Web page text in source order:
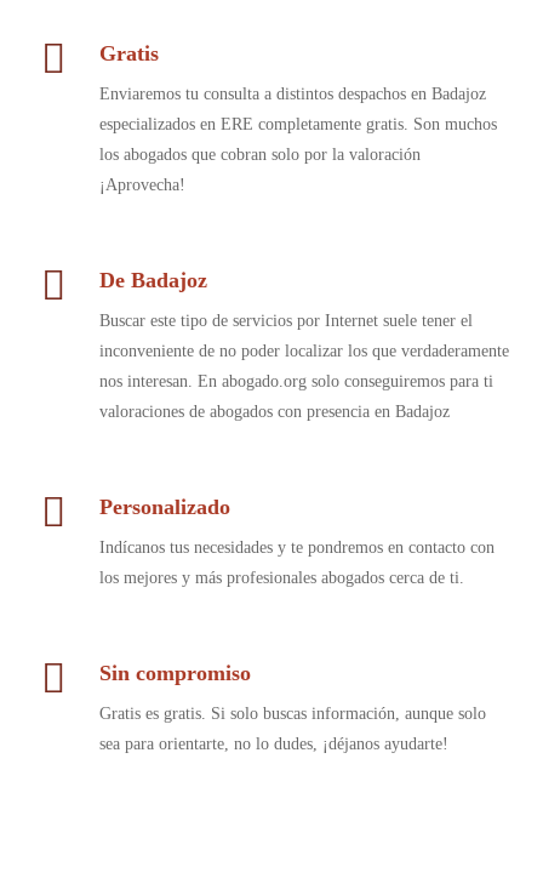
Gratis
Enviaremos tu consulta a distintos despachos en Badajoz
especializados en ERE completamente gratis. Son muchos
los abogados que cobran solo por la valoración
¡Aprovecha!
De Badajoz
Buscar este tipo de servicios por Internet suele tener el
inconveniente de no poder localizar los que verdaderamente
nos interesan. En abogado.org solo conseguiremos para ti
valoraciones de abogados con presencia en Badajoz
Personalizado
Indícanos tus necesidades y te pondremos en contacto con
los mejores y más profesionales abogados cerca de ti.
Sin compromiso
Gratis es gratis. Si solo buscas información, aunque solo
sea para orientarte, no lo dudes, ¡déjanos ayudarte!